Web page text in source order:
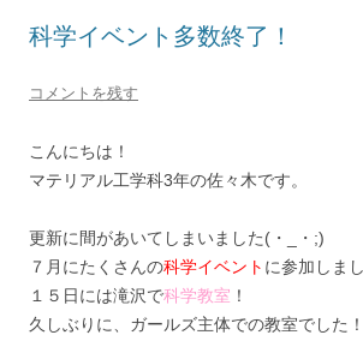
科学イベント多数終了！
コメントを残す
こんにちは！
マテリアル工学科3年の佐々木です。
更新に間があいてしまいました(・_・;)
７月にたくさんの科学イベント に参加しま
１５日には滝沢で科学教室 ！
久しぶりに、ガールズ主体での教室でした！